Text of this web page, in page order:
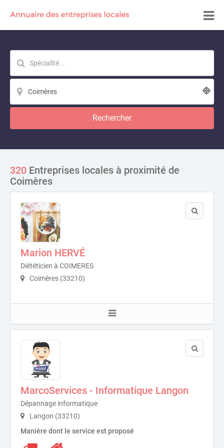
Rechercher
320 Entreprises locales à proximité de
Coimères
Marion HERVÉ
Diététicien à COIMERES
Coimères (33210)
MarcoServices - Informatique Langon
Dépannage informatique
Langon (33210)
Manière dont le service est proposé